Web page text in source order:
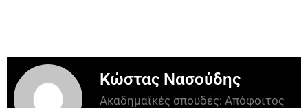
Κώστας Νασούδης
Ακαδημαϊκές σπουδές: Απόφοιτος